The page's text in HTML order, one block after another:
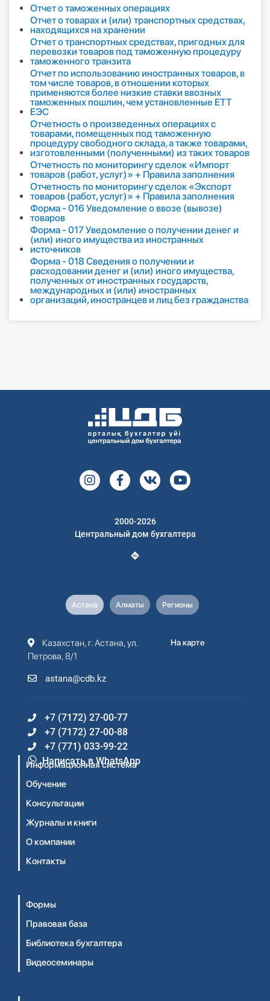
Отчет о таможенных операциях
Отчет о товарах и (или) транспортных средствах,
находящихся на хранении
Отчет о транспортных средствах, пригодных для
перевозки товаров под таможенную процедуру
таможенного транзита
Отчет по использованию иностранных товаров, в
том числе товаров, в отношении которых
применяются более низкие ставки ввозных
таможенных пошлин, чем установленные ЕТТ
ЕЭС
Отчетность о произведенных операциях с
товарами, помещенных под таможенную
процедуру свободного склада, а также товарами,
изготовленными (полученными) из таких товаров
Отчетность по мониторингу сделок «Импорт
товаров (работ, услуг)» + Правила заполнения
Отчетность по мониторингу сделок «Экспорт
товаров (работ, услуг)» + Правила заполнения
Форма - 016 Уведомление о ввозе (вывозе)
товаров
Форма - 017 Уведомление о получении денег и
(или) иного имущества из иностранных
источников
Форма - 018 Сведения о получении и
расходовании денег и (или) иного имущества,
полученных от иностранных государств,
международных и (или) иностранных
организаций, иностранцев и лиц без гражданства
2000-2026
Центральный дом бухгалтера
Астана Алматы Регионы
Казахстан, г. Астана, ул.
Петрова, 8/1
astana@cdb.kz
На карте
+7 (7172) 27-00-77
+7 (7172) 27-00-88
+7 (771) 033-99-22
Написать в WhatsApp
Информационная система
Обучение
Консультации
Журналы и книги
О компании
Контакты
Формы
Правовая база
Библиотека бухгалтера
Видеосеминары